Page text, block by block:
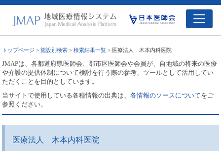
トップページ >施設別検索 >検索結果一覧 > 医療法人 木本内科医院
JMAPは、各都道府県医師会、郡市区医師会や会員が、自地域の将来の医療
や介護の提供体制について検討を行う際の参考、ツールとして活用してい
ただくことを目的としています。
当サイトで使用している各種情報の出典は、各情報のソースについてをご
参照ください。
医療法人 木本内科医院